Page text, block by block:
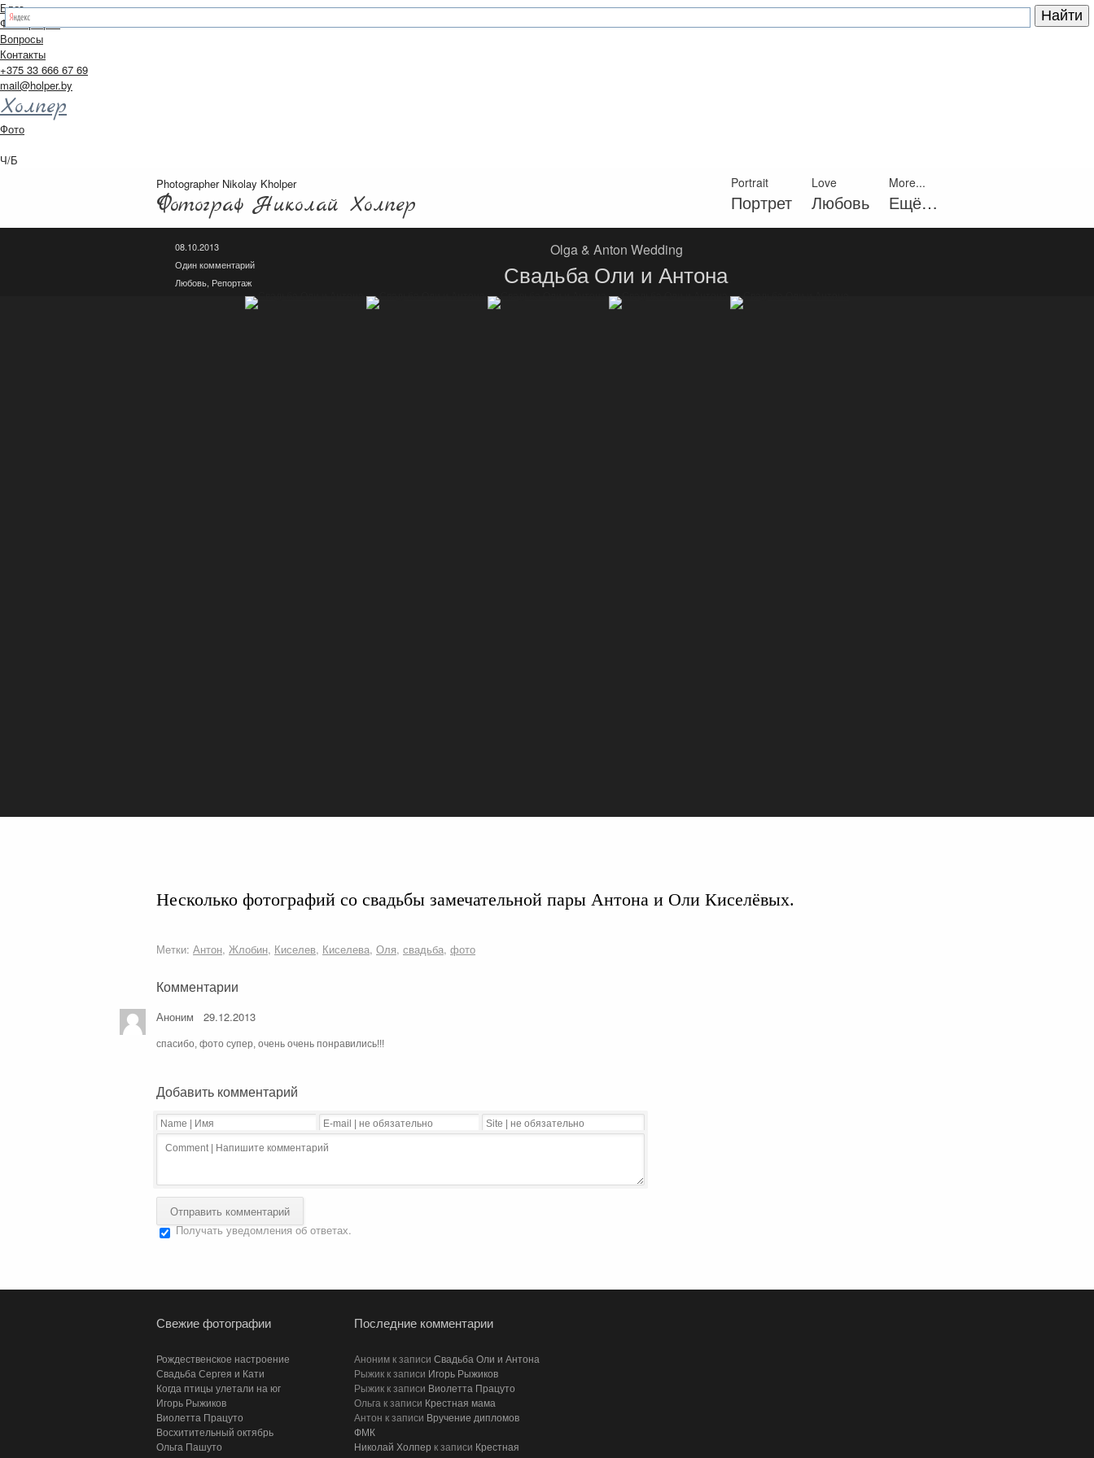
Блог
Фотография
Вопросы
Контакты
+375 33 666 67 69
mail@holper.by
Холпер
Фото
Ч/Б
Photographer Nikolay Kholper
Фотограф Николай Холпер
Portrait
Портрет
Love
Любовь
More...
Ещё…
08.10.2013
Один комментарий
Любовь, Репортаж
Olga & Anton Wedding
Свадьба Оли и Антона
Несколько фотографий со свадьбы замечательной пары Антона и Оли Киселёвых.
Метки: Антон, Жлобин, Киселев, Киселева, Оля, свадьба, фото
Комментарии
Аноним 29.12.2013
спасибо, фото супер, очень очень понравились!!!
Добавить комментарий
Получать уведомления об ответах.
Свежие фотографии
Рождественское настроение
Свадьба Сергея и Кати
Когда птицы улетали на юг
Игорь Рыжиков
Виолетта Працуто
Восхитительный октябрь
Ольга Пашуто
Последние комментарии
Аноним к записиСвадьба Оли и Антона
Рыжик к записи Игорь Рыжиков
Рыжик к записи Виолетта Працуто
Ольга к записи Крестная мама
Антон к записи Вручение дипломов
ФМК
Николай Холпер к записи Крестная